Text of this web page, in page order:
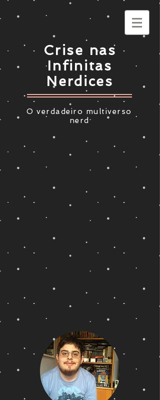
Crise nas
Infinitas
Nerdices
O verdadeiro multiverso
nerd